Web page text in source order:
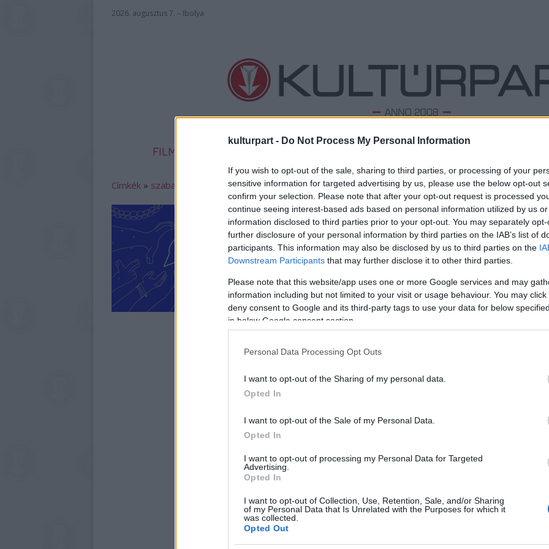
kulturpart - Do Not Process My Personal Information
If you wish to opt-out of the sale, sharing to third parties, or processing of your
sensitive information for targeted advertising by us, please use the below opt-out
confirm your selection. Please note that after your opt-out request is processed
continue seeing interest-based ads based on personal information utilized by us
information disclosed to third parties prior to your opt-out. You may separately
further disclosure of your personal information by third parties on the IAB’s list of
participants. This information may also be disclosed by us to third parties on the
Downstream Participants that may further disclose it to other third parties.
Please note that this website/app uses one or more Google services and may
information including but not limited to your visit or usage behaviour. You may
deny consent to Google and its third-party tags to use your data for below
in below Google consent section.
Personal Data Processing Opt Outs
I want to opt-out of the Sharing of my personal data.
Opted In
I want to opt-out of the Sale of my Personal Data.
Opted In
I want to opt-out of processing my Personal Data for Targeted
Advertising.
Opted In
I want to opt-out of Collection, Use, Retention, Sale, and/or Sharing
of my Personal Data that Is Unrelated with the Purposes for which it
was collected.
Opted Out
2026. augusztus 7. – Ibolya
FILM
Címkék » szabadság
Generációk, vitakultúra, divat és kiállítás:
őszi programsorozat a Goethe Intézetben
2025. 09. 02.|Kultúrpart
Hogyan értjük meg jobban egymást, hogyan formálja
identitásunkat a divat, és miként segíti a kommunikációt a
művészet? A Goethe Intézet őszi programjai ezekre a
kérdésekre keresnek választ.
tovább
Top
A
A